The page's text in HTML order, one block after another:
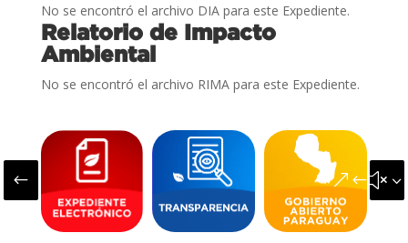
No se encontró el archivo DIA para este Expediente.
Relatorio de Impacto
Ambiental
No se encontró el archivo RIMA para este Expediente.
#